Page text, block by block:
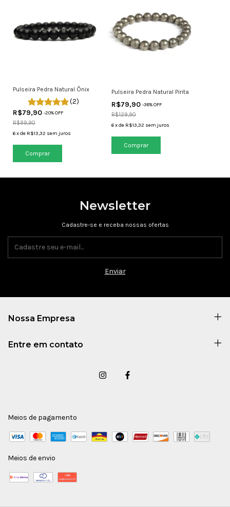
Pulseira Pedra Natural Ônix
(2)
R$79,90 -20% OFF
R$99,90
6xde R$13,32 sem juros
Comprar
Pulseira Pedra Natural Pirita
R$79,90-38% OFF
R$129,90
6 xde R$13,32 sem juros
Comprar
Newsletter
Cadastre-se e receba nossas ofertas
Nossa Empresa
Entre em contato
Meios de pagamento
Meios de envio